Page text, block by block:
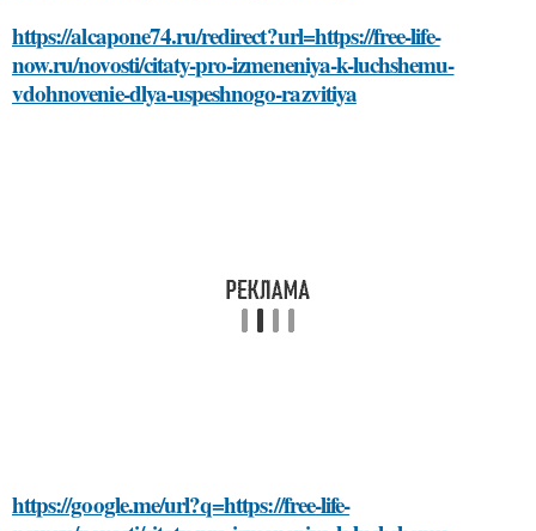
https://alcapone74.ru/redirect?url=https://free-life-
now.ru/novosti/citaty-pro-izmeneniya-k-luchshemu-
vdohnovenie-dlya-uspeshnogo-razvitiya
https://google.me/url?q=https://free-life-